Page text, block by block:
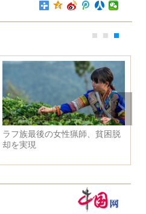
ラフ族最後の女性猟師、貧困脱
却を実現